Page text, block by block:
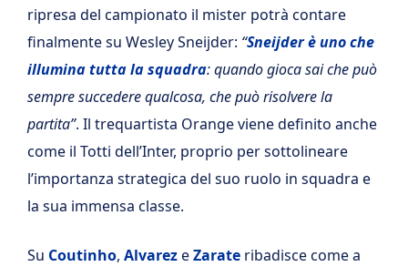
ripresa del campionato il mister potrà contare
finalmente su Wesley Sneijder: “Sneijder è uno che
illumina tutta la squadra: quando gioca sai che può
sempre succedere qualcosa, che può risolvere la
partita”. Il trequartista Orange viene definito anche
come il Totti dell’Inter, proprio per sottolineare
l’importanza strategica del suo ruolo in squadra e
la sua immensa classe.
Su Coutinho, AlvarezeZarate ribadisce come a